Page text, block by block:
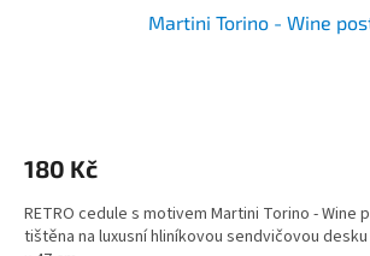
Martini Torino - Wine
180 Kč
RETRO cedule s motivem Martini Torino - Wine
tištěna na luxusní hliníkovou sendvičovou desku